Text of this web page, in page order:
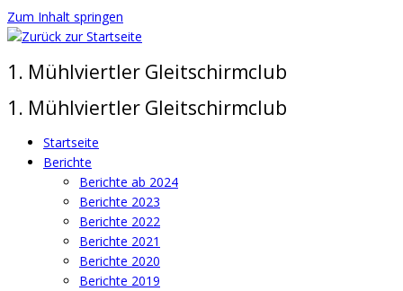
Zum Inhalt springen
1. Mühlviertler Gleitschirmclub
1. Mühlviertler Gleitschirmclub
Startseite
Berichte
Berichte ab 2024
Berichte 2023
Berichte 2022
Berichte 2021
Berichte 2020
Berichte 2019